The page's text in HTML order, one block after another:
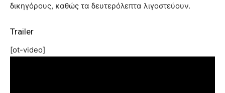
δικηγόρους, καθώς τα δευτερόλεπτα λιγοστεύουν.
Trailer
[ot-video]